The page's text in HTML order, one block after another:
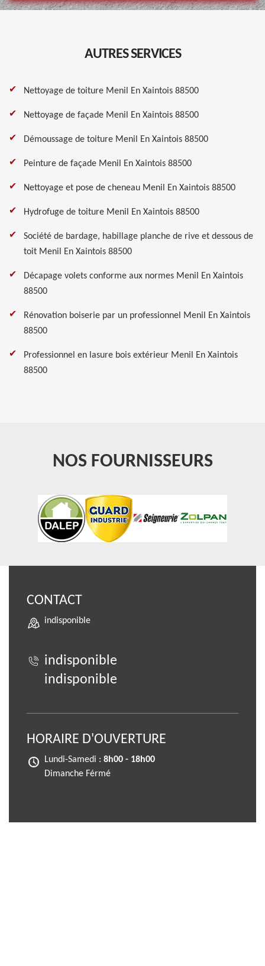
AUTRES SERVICES
Nettoyage de toiture Menil En Xaintois 88500
Nettoyage de façade Menil En Xaintois 88500
Démoussage de toiture Menil En Xaintois 88500
Peinture de façade Menil En Xaintois 88500
Nettoyage et pose de cheneau Menil En Xaintois 88500
Hydrofuge de toiture Menil En Xaintois 88500
Société de bardage, habillage planche de rive et dessous de
toit Menil En Xaintois 88500
Décapage volets conforme aux normes Menil En Xaintois
88500
Rénovation boiserie par un professionnel Menil En Xaintois
88500
Professionnel en lasure bois extérieur Menil En Xaintois
88500
NOS FOURNISSEURS
CONTACT
indisponible
indisponible
indisponible
HORAIRE D'OUVERTURE
Lundi-Samedi : 8h00 - 18h00
Dimanche Férmé